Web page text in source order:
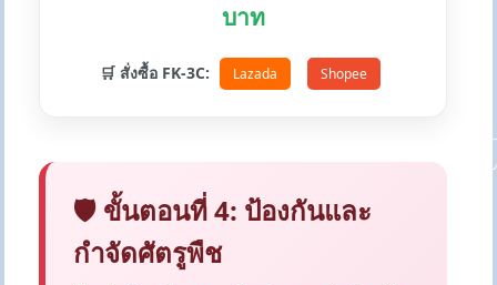
บาท
🛒 สั่งซื้อ FK-3C: Lazada Shopee
🛡️ ขั้นตอนที่ 4: ป้องกันและ
กำจัดศัตรูพืช